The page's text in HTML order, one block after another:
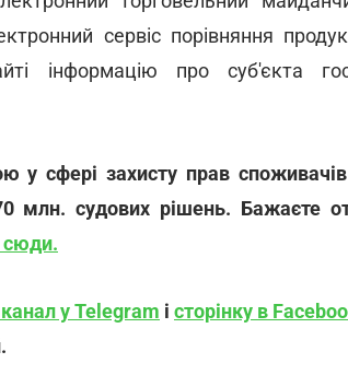
сервіс порівняння
інформацію про суб'єкта
у сфері захисту прав
млн. судових рішень. Бажаєте
сюди.
у Telegram і сторінку в